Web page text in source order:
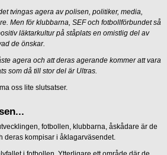
tvingas agera av polisen, politiker, media,
Men för klubbarna, SEF och fotbollförbundet så
läktarkultur på ståplats en omistlig del av
de önskar.
agera och att deras agerande kommer att vara
som då till stor del är Ultras.
oss lite slutsatser.
fotbollen, klubbarna, åskådare är de
deras kompisar i åklagarväsendet.